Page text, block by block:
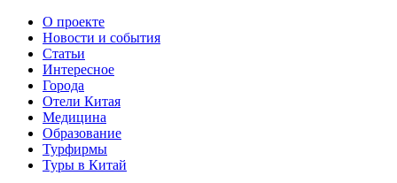
О проекте
Новости и события
Статьи
Интересное
Города
Отели Китая
Медицина
Образование
Турфирмы
Туры в Китай